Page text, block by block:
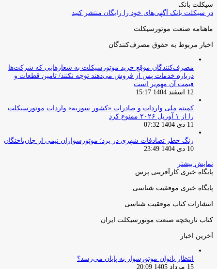
سیکلت بانک
در سیکلت بانک آگهی‌های خود را رایگان منتشر کنید
ماهنامه صنعت موتورسیکلت
اخبار مربوط به حقوق مصرف‌کنندگان
مصرف‌کنندگان موقع خرید موتورسیکلت به شعارهایی که شرکت‌ها
درباره خدمات پس از فروش می‌دهند توجه نکنند/ تامین قطعات و
قیمت آن مهم‌تر است
12 اسفند 1404 15:17
کمیته ملی واردات و صادرات «کشور سوریه» واردات موتورسیکلت
را از ۱ آوریل ۲۰۲۶ ممنوع کرد
11 دی 1404 07:32
زنگ خطر تصادفات شهری در یزد؛ موتورسواران نیمی از جان‌باختگان
10 دی 1404 23:49
نمایش بیشتر
پایگاه خبری کارآفرینی پرس
پایگاه خبری موفقیت شناسی
انتشارات کتاب موفقیت شناسی
کتاب تاریخچه صنعت موتورسیکلت ایران
آخرین اخبار
انتظار بانوان موتورسوار به پایان می‌رسد؟
15 مرداد 1405 20:09